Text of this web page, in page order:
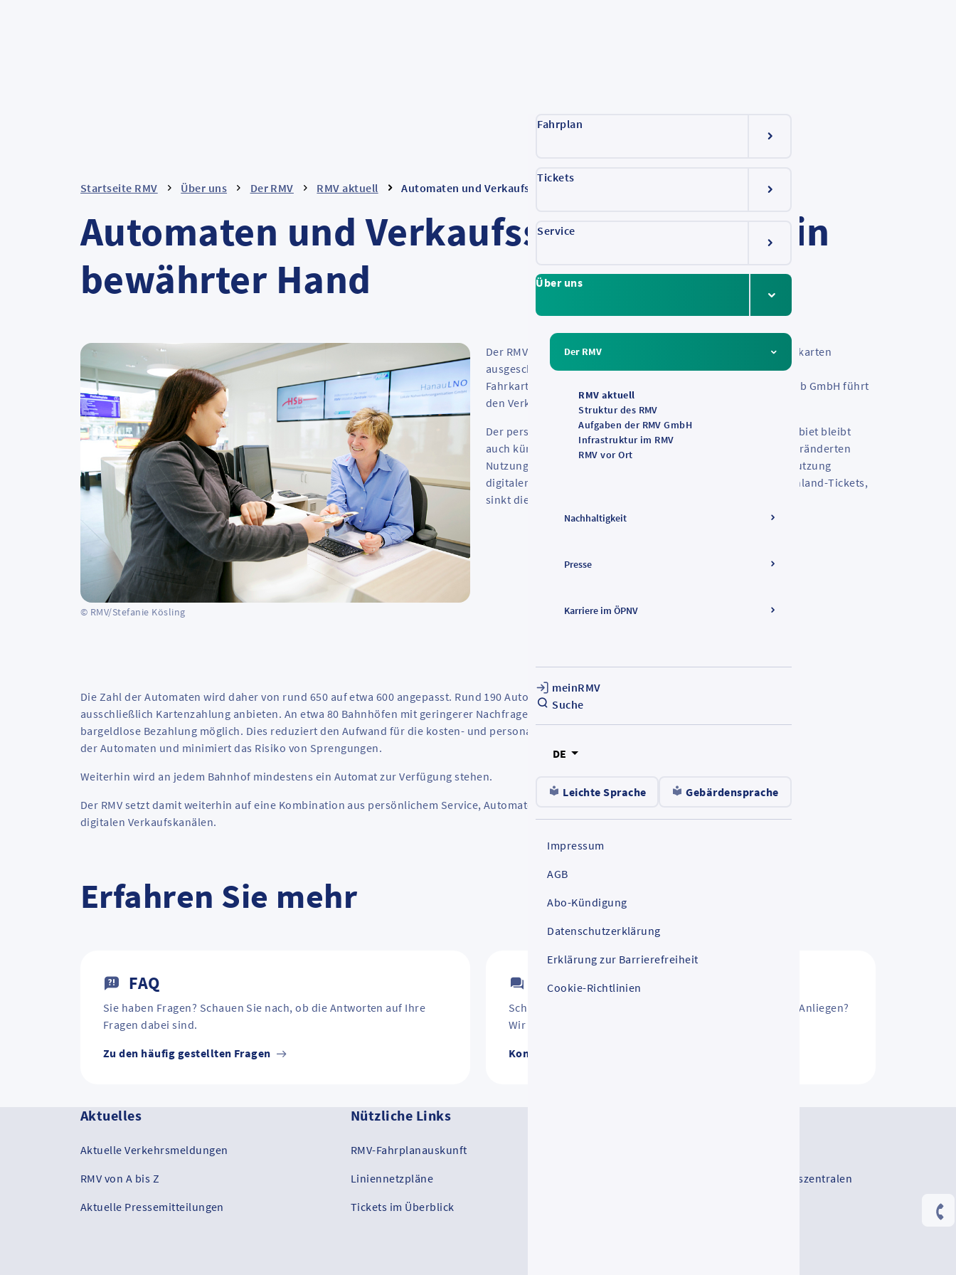
Fahrplan
Menüeintrag ein-/ausklappen
Tickets
Menüeintrag ein-/ausklappen
Service
Menüeintrag ein-/ausklappen
Über uns
Der RMV
RMV aktuell
Struktur des RMV
Aufgaben der RMV GmbH
Infrastruktur im RMV
RMV vor Ort
Nachhaltigkeit
Presse
Karriere im ÖPNV
meinRMV
Suche
DE
Leichte Sprache Gebärdensprache
Impressum
AGB
Abo-Kündigung
Datenschutzerklärung
Erklärung zur Barrierefreiheit
Cookie-Richtlinien
Startseite RMV Über uns Der RMV RMV aktuell Automaten und Verkaufsstellen bleiben in bewährter Hand
Automaten und Verkaufsstellen bleiben in
bewährter Hand
© RMV/Stefanie Kösling
Der RMV hat für die Jahre 2028 bis 2031 den Vertrieb von Fahrkarten
ausgeschrieben: Transdev Vertrieb GmbH wird weiterhin die
Fahrkartenautomaten an Bahnhöfen betreiben. Die DB Vertrieb GmbH führt
den Verkauf an personenbedienten Vertriebsstellen fort.
Der persönliche Service an mehr als 40 Bahnhöfen im RMV-Gebiet bleibt
auch künftig erhalten. Gleichzeitig wird das Angebot an die veränderten
Nutzungsgewohnheiten angepasst. Durch die zunehmende Nutzung
digitaler Angebote, insbesondere seit Einführung des Deutschland-Tickets,
sinkt die Nachfrage nach Fahrkartenkäufen am Automaten.
Die Zahl der Automaten wird daher von rund 650 auf etwa 600 angepasst. Rund 190 Automaten werden künftig
ausschließlich Kartenzahlung anbieten. An etwa 80 Bahnhöfen mit geringerer Nachfrage ist dann nur noch
bargeldlose Bezahlung möglich. Dies reduziert den Aufwand für die kosten- und personalintensive Betreuung
der Automaten und minimiert das Risiko von Sprengungen.
Weiterhin wird an jedem Bahnhof mindestens ein Automat zur Verfügung stehen.
Der RMV setzt damit weiterhin auf eine Kombination aus persönlichem Service, Automatenvertrieb und
digitalen Verkaufskanälen.
Erfahren Sie mehr
FAQ
Sie haben Fragen? Schauen Sie nach, ob die Antworten auf Ihre
Fragen dabei sind.
Zu den häufig gestellten Fragen
Kontakt
Schirm vergessen? JahresAbo ändern? Oder ein anderes Anliegen?
Wir helfen weiter.
Kontakt zum RMV
Aktuelles
Aktuelle Verkehrsmeldungen
RMV von A bis Z
Aktuelle Pressemitteilungen
Nützliche Links
RMV-Fahrplanauskunft
Liniennetzpläne
Tickets im Überblick
RMV-Vertriebsstellen und Mobilitätszentralen